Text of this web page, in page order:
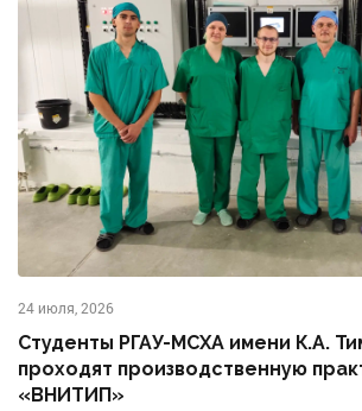
24 июля, 2026
Студенты РГАУ-МСХА имени К.А.
проходят производственную
«ВНИТИП»